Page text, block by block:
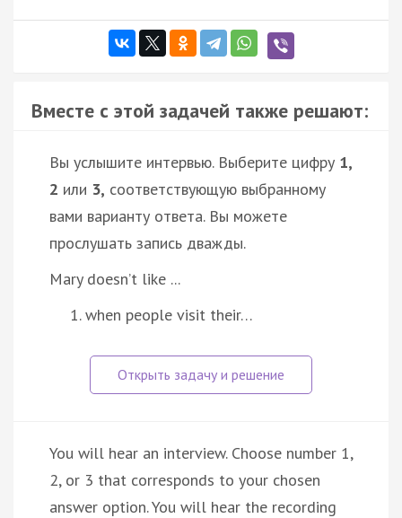
Вместе с этой задачей также решают:
Вы услышите интервью. Выберите цифру 1,
2 или 3, соответствующую выбранному
вами варианту ответа. Вы можете
прослушать запись дважды.
Mary doesn’t like ...
when people visit their…
You will hear an interview. Choose number 1,
2, or 3 that corresponds to your chosen
answer option. You will hear the recording